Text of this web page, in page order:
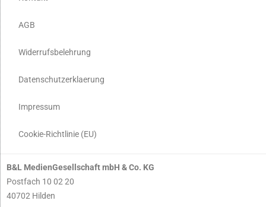
AGB
Widerrufsbelehrung
Datenschutzerklaerung
Impressum
Cookie-Richtlinie (EU)
B&L MedienGesellschaft mbH & Co. KG
Postfach 10 02 20
40702 Hilden